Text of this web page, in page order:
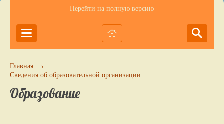
Перейти на полную версию
Главная →
Сведения об образовательной организации
Образование